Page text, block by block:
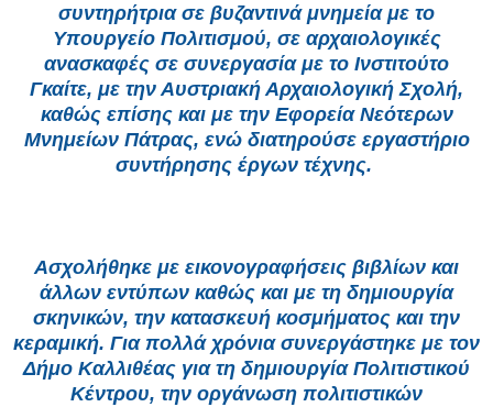
συντηρήτρια σε βυζαντινά μνημεία με το
Υπουργείο Πολιτισμού, σε αρχαιολογικές
ανασκαφές σε συνεργασία με το Ινστιτούτο
Γκαίτε, με την Αυστριακή Αρχαιολογική Σχολή,
καθώς επίσης και με την Εφορεία Νεότερων
Μνημείων Πάτρας, ενώ διατηρούσε εργαστήριο
συντήρησης έργων τέχνης.
Ασχολήθηκε με εικονογραφήσεις βιβλίων και
άλλων εντύπων καθώς και με τη δημιουργία
σκηνικών, την κατασκευή κοσμήματος και την
κεραμική. Για πολλά χρόνια συνεργάστηκε με τον
Δήμο Καλλιθέας για τη δημιουργία Πολιτιστικού
Κέντρου, την οργάνωση πολιτιστικών